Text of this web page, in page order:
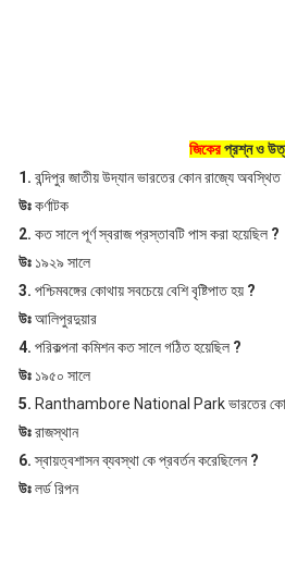
জিকেরপ্রশ্ন ও
1. বন্দিপুর জাতীয় উদ্যান ভারতের কোন রাজ্যে অবস্থিত
উঃকর্ণাটক
2. কত সালে পূর্ণ স্বরাজ প্রস্তাবটি পাস করা হয়েছিল ?
উঃ১৯২৯ সালে
3. পশ্চিমবঙ্গের কোথায় সবচেয়ে বেশি বৃষ্টিপাত হয় ?
উঃআলিপুরদুয়ার
4. পরিকল্পনা কমিশন কত সালে গঠিত হয়েছিল ?
উঃ১৯৫০ সালে
5. Ranthambore National Park ভারতের
উঃরাজস্থান
6.স্বায়ত্বশাসন ব্যবস্থা কে প্রবর্তন করেছিলেন?
উঃলর্ড রিপন